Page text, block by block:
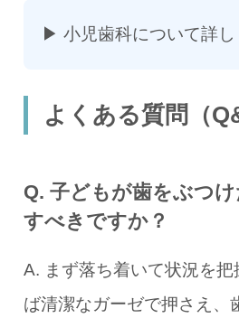
▶小児歯科について詳し
よくある質問（
Q. 子どもが歯をぶつ
すべきですか？
A. まず落ち着いて状況を
ば清潔なガーゼで押さえ、